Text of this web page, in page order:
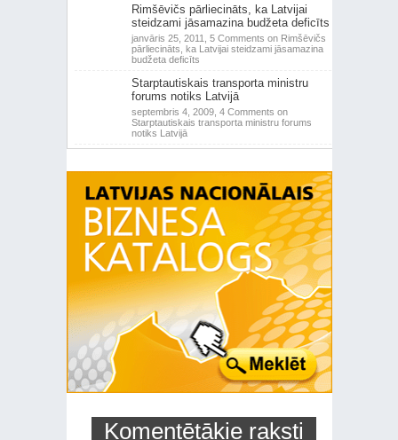
Rimšēvičs pārliecināts, ka Latvijai
steidzami jāsamazina budžeta deficīts
janvāris 25, 2011, 5 Comments on Rimšēvičs
pārliecināts, ka Latvijai steidzami jāsamazina
budžeta deficīts
Starptautiskais transporta ministru
forums notiks Latvijā
septembris 4, 2009, 4 Comments on
Starptautiskais transporta ministru forums
notiks Latvijā
Komentētākie raksti